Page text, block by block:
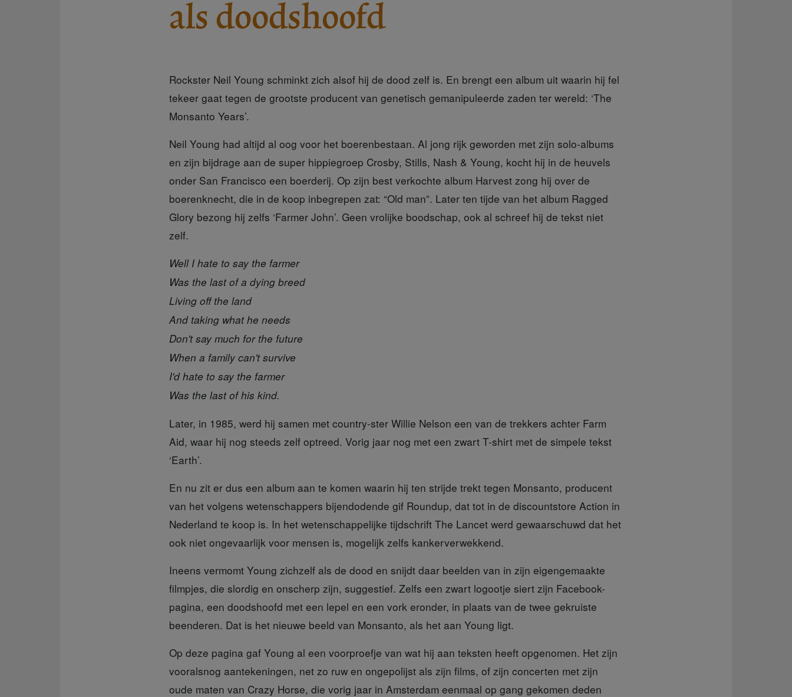
als doodshoofd
Rockster Neil Young schminkt zich alsof hij de dood zelf is. En brengt een album uit waarin hij fel
tekeer gaat tegen de grootste producent van genetisch gemanipuleerde zaden ter wereld: ‘The
Monsanto Years’.
Neil Young had altijd al oog voor het boerenbestaan. Al jong rijk geworden met zijn solo-albums
en zijn bijdrage aan de super hippiegroep Crosby, Stills, Nash & Young, kocht hij in de heuvels
onder San Francisco een boerderij. Op zijn best verkochte album Harvest zong hij over de
boerenknecht, die in de koop inbegrepen zat: “Old man”. Later ten tijde van het album Ragged
Glory bezong hij zelfs ‘Farmer John’. Geen vrolijke boodschap, ook al schreef hij de tekst niet
zelf.
Well I hate to say the farmer
Was the last of a dying breed
Living off the land
And taking what he needs
Don't say much for the future
When a family can't survive
I'd hate to say the farmer
Was the last of his kind.
Later, in 1985, werd hij samen met country-ster Willie Nelson een van de trekkers achter Farm
Aid, waar hij nog steeds zelf optreed. Vorig jaar nog met een zwart T-shirt met de simpele tekst
‘Earth’.
En nu zit er dus een album aan te komen waarin hij ten strijde trekt tegen Monsanto, producent
van het volgens wetenschappers bijendodende gif Roundup, dat tot in de discountstore Action in
Nederland te koop is. In het wetenschappelijke tijdschrift The Lancet werd gewaarschuwd dat het
ook niet ongevaarlijk voor mensen is, mogelijk zelfs kankerverwekkend.
Ineens vermomt Young zichzelf als de dood en snijdt daar beelden van in zijn eigengemaakte
filmpjes, die slordig en onscherp zijn, suggestief. Zelfs een zwart logootje siert zijn Facebook-
pagina, een doodshoofd met een lepel en een vork eronder, in plaats van de twee gekruiste
beenderen. Dat is het nieuwe beeld van Monsanto, als het aan Young ligt.
Op deze pagina gaf Young al een voorproefje van wat hij aan teksten heeft opgenomen. Het zijn
vooralsnog aantekeningen, net zo ruw en ongepolijst als zijn films, of zijn concerten met zijn
oude maten van Crazy Horse, die vorig jaar in Amsterdam eenmaal op gang gekomen deden